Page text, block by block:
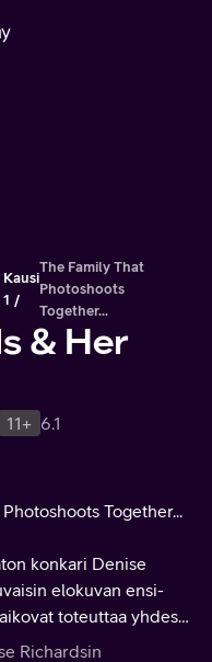
Kausi
1
The Family That
Photoshoots
Together...
& Her
11+ 6.1
Together...
konkari Denise
elokuvan ensi-
toteuttaa yhdessä
Richardsin